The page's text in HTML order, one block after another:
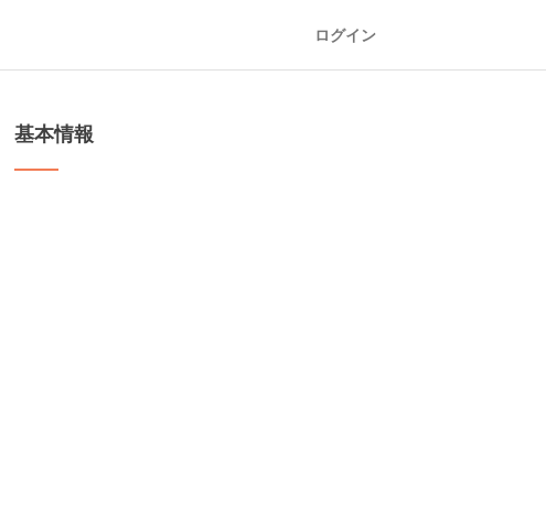
ログイン
基本情報